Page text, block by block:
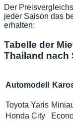
Der
jeder Saison das
erhalten:
Tabelle der
Thailand nach
Automodell
Toyota Yaris
Honda City